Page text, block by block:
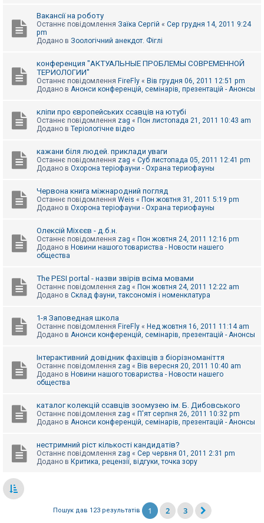
Вакансії на роботу
Останнє повідомлення Заїка Сергій « Сер грудня 14, 2011 9:24
pm
Додано в Зоологічний анекдот. Фіглі
конференция "АКТУАЛЬНЫЕ ПРОБЛЕМЫ СОВРЕМЕННОЙ
ТЕРИОЛОГИИ"
Останнє повідомлення FireFly « Вів грудня 06, 2011 12:51 pm
Додано в Анонси конференцій, семінарів, презентацій - Анонсы
кліпи про європейських ссавців на ютубі
Останнє повідомлення zag « Пон листопада 21, 2011 10:43 am
Додано в Теріологічне відео
кажани біля людей. приклади уваги
Останнє повідомлення zag « Суб листопада 05, 2011 12:41 pm
Додано в Охорона теріофауни - Охрана териофауны
Червона книга міжнародний погляд
Останнє повідомлення Weis « Пон жовтня 31, 2011 5:19 pm
Додано в Охорона теріофауни - Охрана териофауны
Олексій Міхєєв - д.б.н.
Останнє повідомлення zag « Пон жовтня 24, 2011 12:16 pm
Додано в Новини нашого товариства - Новости нашего
общества
The PESI portal - назви звірів всіма мовами
Останнє повідомлення zag « Пон жовтня 24, 2011 12:22 am
Додано в Склад фауни, таксономія і номенклатура
1-я Заповедная школа
Останнє повідомлення FireFly « Нед жовтня 16, 2011 11:14 am
Додано в Анонси конференцій, семінарів, презентацій - Анонсы
Інтерактивний довідник фахівців з біорізноманіття
Останнє повідомлення zag « Вів вересня 20, 2011 10:40 am
Додано в Новини нашого товариства - Новости нашего
общества
каталог колекцій ссавців зоомузею ім. Б. Дибовського
Останнє повідомлення zag « П'ят серпня 26, 2011 10:32 pm
Додано в Анонси конференцій, семінарів, презентацій - Анонсы
нестримний ріст кількості кандидатів?
Останнє повідомлення zag « Сер червня 01, 2011 2:31 pm
Додано в Критика, рецензії, відгуки, точка зору
Пошук дав 123 результатів 1 2 3